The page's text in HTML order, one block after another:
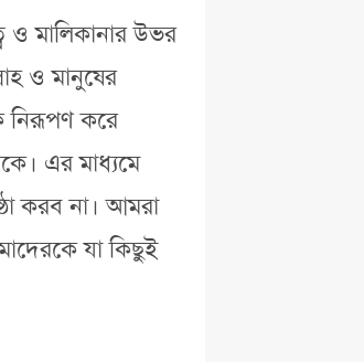
ও মালিকানার উভর
ও মানুষের
নিরূপণ করে
এর মাধ্যমে
করব না। আমরা
যা কিছুই